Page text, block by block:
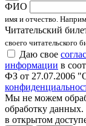
ФИО
имя и отчество.
Читательский
своего читательского
Даю свое
информации в
ФЗ от 27.07.2006
Мы не можем
обработку
в открытом